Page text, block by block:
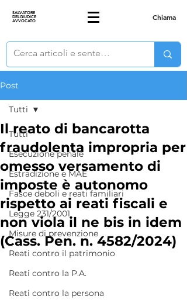
SALVATORE
DELGIUDICE
AVVOCATO Chiama
Post
Tutti
Esecuzione penale
Estradizione e MAE
Fasce deboli e reati familiari
Legge 231/2001
Misure di prevenzione
Reati contro il patrimonio
Reati contro la P.A.
Reati contro la persona
Tutti
Il reato di bancarotta
fraudolenta impropria per
omesso versamento di
imposte è autonomo
rispetto ai reati fiscali e
non viola il ne bis in idem
(Cass. Pen. n. 4582/2024)